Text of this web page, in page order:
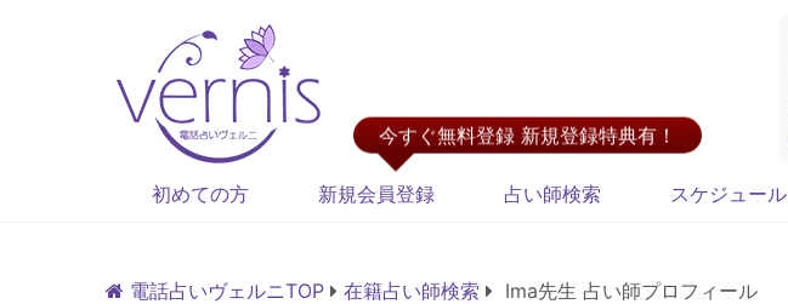
今すぐ無料登録 新規登録特典有！
初めての方 新規会員登録 占い師検索 スケジュール
電話占いヴェルニTOP 在籍占い師検索 Ima先生 占い師プロフィール